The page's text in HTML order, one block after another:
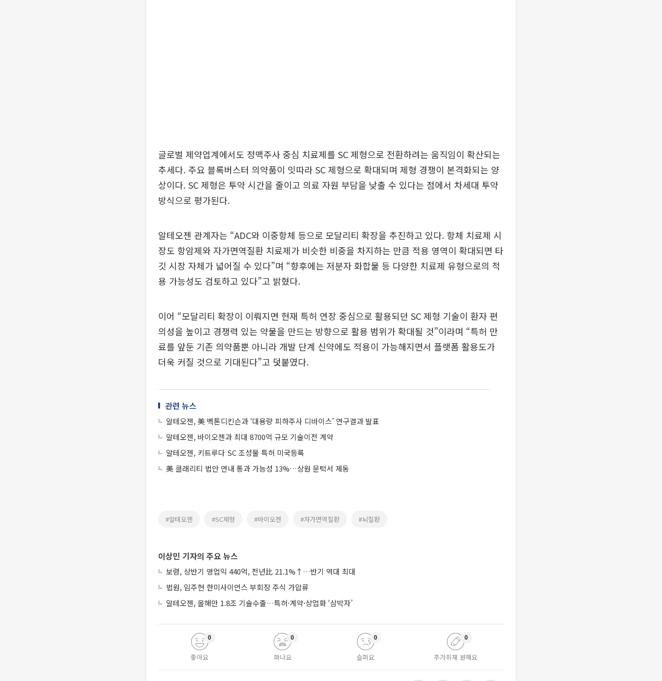
글로벌 제약업계에서도 정맥주사 중심 치료제를 SC 제형으로 전환하려는 움직임이 확산되는
추세다. 주요 블록버스터 의약품이 잇따라 SC 제형으로 확대되며 제형 경쟁이 본격화되는 양
상이다. SC 제형은 투약 시간을 줄이고 의료 자원 부담을 낮출 수 있다는 점에서 차세대 투약
방식으로 평가된다.
알테오젠 관계자는 “ADC와 이중항체 등으로 모달리티 확장을 추진하고 있다. 항체 치료제 시
장도 항암제와 자가면역질환 치료제가 비슷한 비중을 차지하는 만큼 적용 영역이 확대되면 타
깃 시장 자체가 넓어질 수 있다”며 “향후에는 저분자 화합물 등 다양한 치료제 유형으로의 적
용 가능성도 검토하고 있다”고 밝혔다.
이어 “모달리티 확장이 이뤄지면 현재 특허 연장 중심으로 활용되던 SC 제형 기술이 환자 편
의성을 높이고 경쟁력 있는 약물을 만드는 방향으로 활용 범위가 확대될 것”이라며 “특허 만
료를 앞둔 기존 의약품뿐 아니라 개발 단계 신약에도 적용이 가능해지면서 플랫폼 활용도가
더욱 커질 것으로 기대된다”고 덧붙였다.
관련 뉴스
알테오젠, 美 벡톤디킨슨과 ‘대용량 피하주사 디바이스’ 연구결과 발표
알테오젠, 바이오젠과 최대 8700억 규모 기술이전 계약
알테오젠, 키트루다 SC 조성물 특허 미국등록
美 클래리티 법안 연내 통과 가능성 13%…상원 문턱서 제동
#알테오젠 #SC제형 #바이오젠 #자가면역질환 #뇌질환
이상민 기자의 주요 뉴스
보령, 상반기 영업익 440억, 전년比 21.1%↑…반기 역대 최대
법원, 임주현 한미사이언스 부회장 주식 가압류
알테오젠, 올해만 1.8조 기술수출…특허·계약·상업화 ‘삼박자’
좋아요
0
화나요
0
슬퍼요
0
추가취재 원해요
0